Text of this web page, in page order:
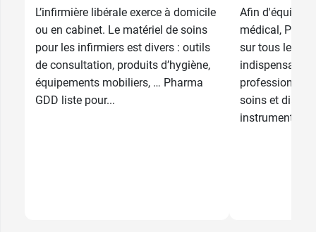
L’infirmière libérale exerce à domicile
ou en cabinet. Le matériel de soins
pour les infirmiers est divers : outils
de consultation, produits d’hygiène,
équipements mobiliers, … Pharma
GDD liste pour...
Afin d'équiper
médical,
sur tous les
profession :
soins et